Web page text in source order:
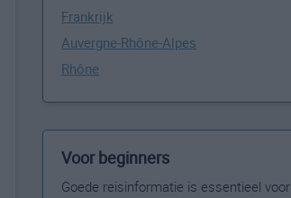
Frankrijk
Auvergne-Rhône-Alpes
Rhône
Voor beginners
Goede reisinformatie is essentieel voor